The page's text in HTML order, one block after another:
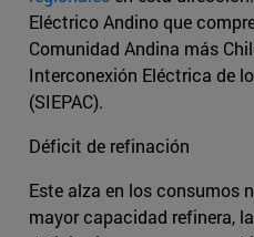
Eléctrico Andino que
Comunidad Andina más
Interconexión Eléctrica de
(SIEPAC).
Déficit de refinación
Este alza en los consumos
mayor capacidad refinera,